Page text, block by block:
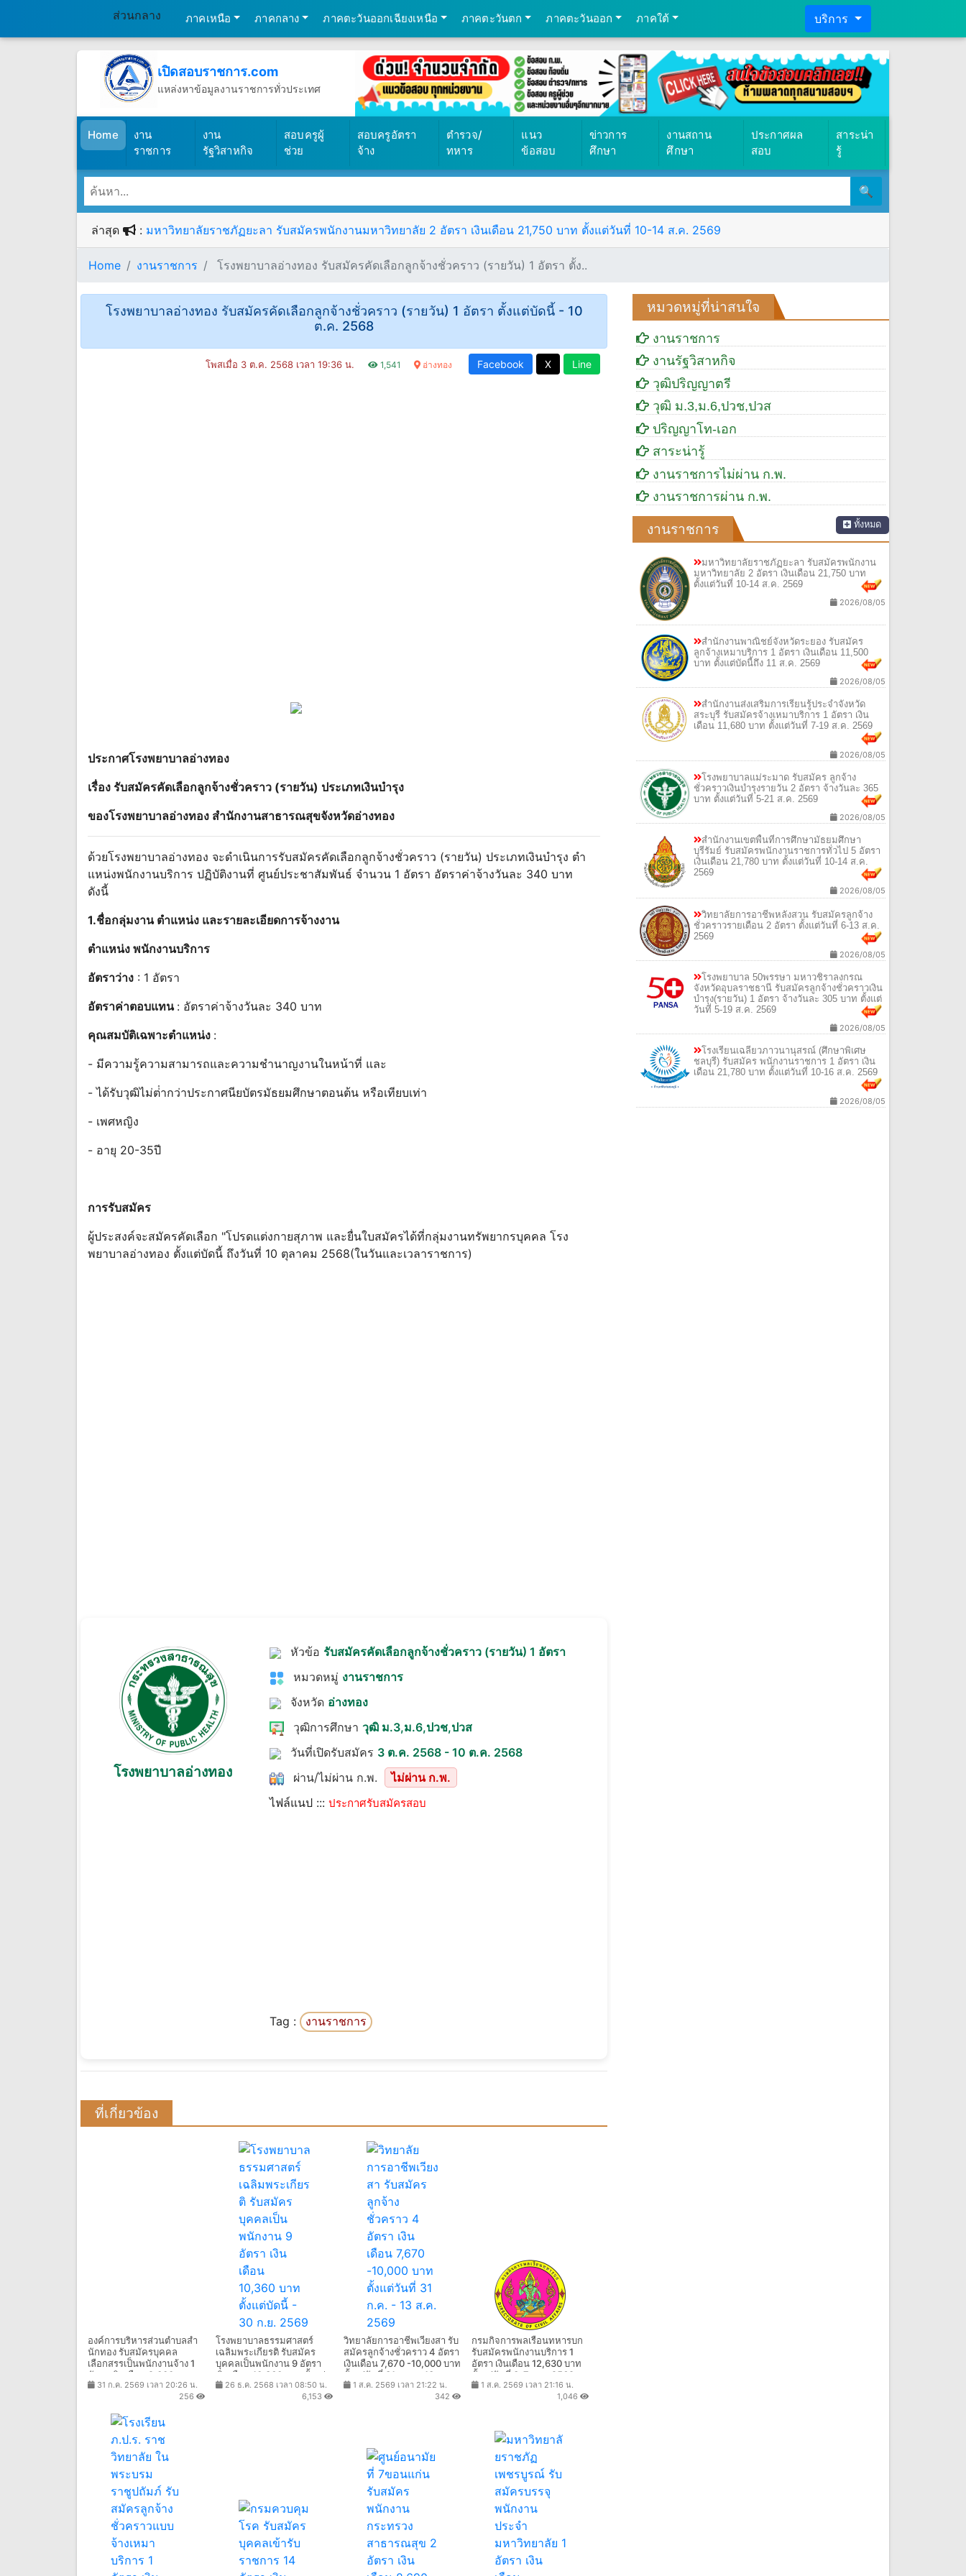
ส่วนกลาง ภาคเหนือ ภาคกลาง ภาคตะวันออกเฉียงเหนือ ภาคตะวันตก ภาคตะวันออก ภาคใต้ บริการ
เปิดสอบราชการ.com
แหล่งหาข้อมูลงานราชการทั่วประเทศ
Home(เปิดสอบราชการ)
งาน
ราชการ
งาน
รัฐวิสาหกิจ
สอบครูผู้
ช่วย
สอบครูอัตรา
จ้าง
ตำรวจ/
ทหาร
แนว
ข้อสอบ
ข่าวการ
ศึกษา
งานสถาน
ศึกษา
ประกาศผล
สอบ
สาระน่า
รู้
🔍
ล่าสุด : มหาวิทยาลัยราชภัฏยะลา รับสมัครพนักงานมหาวิทยาลัย 2 อัตรา เงินเดือน 21,750 บาท ตั้งแต่วันที่ 10-14 ส.ค. 2569
Home งานราชการ โรงพยาบาลอ่างทอง รับสมัครคัดเลือกลูกจ้างชั่วคราว (รายวัน) 1 อัตรา ตั้ง..
โรงพยาบาลอ่างทอง รับสมัครคัดเลือกลูกจ้างชั่วคราว (รายวัน) 1 อัตรา ตั้งแต่บัดนี้ - 10
ต.ค. 2568
โพสเมื่อ 3 ต.ค. 2568 เวลา 19:36 น. 1,541 อ่างทอง Facebook X Line
ประกาศโรงพยาบาลอ่างทอง
เรื่อง รับสมัครคัดเลือกลูกจ้างชั่วคราว (รายวัน) ประเภทเงินบํารุง
ของโรงพยาบาลอ่างทอง สํานักงานสาธารณสุขจังหวัดอ่างทอง
ด้วยโรงพยาบาลอ่างทอง จะดําเนินการรับสมัครคัดเลือกลูกจ้างชั่วคราว (รายวัน) ประเภทเงินบํารุง ตํา
แหน่งพนักงานบริการ ปฏิบัติงานที่ ศูนย์ประชาสัมพันธ์ จํานวน 1 อัตรา อัตราค่าจ้างวันละ 340 บาท
ดังนี้
1.ชื่อกลุ่มงาน ตําแหน่ง และรายละเอียดการจ้างงาน
ตําแหน่ง พนักงานบริการ
อัตราว่าง : 1 อัตรา
อัตราค่าตอบแทน : อัตราค่าจ้างวันละ 340 บาท
คุณสมบัติเฉพาะตำแหน่ง :
- มีความรู้ความสามารถและความชํานาญงานในหน้าที่ และ
- ได้รับวุฒิไม่ต่ํากว่าประกาศนียบัตรมัธยมศึกษาตอนต้น หรือเทียบเท่า
- เพศหญิง
- อายุ 20-35ปี
การรับสมัคร
ผู้ประสงค์จะสมัครคัดเลือก "โปรดแต่งกายสุภาพ และยื่นใบสมัครได้ที่กลุ่มงานทรัพยากรบุคคล โรง
พยาบาลอ่างทอง ตั้งแต่บัดนี้ ถึงวันที่ 10 ตุลาคม 2568(ในวันและเวลาราชการ)
โรงพยาบาลอ่างทอง
หัวข้อ รับสมัครคัดเลือกลูกจ้างชั่วคราว (รายวัน) 1 อัตรา
หมวดหมู่ งานราชการ
จังหวัด อ่างทอง
วุฒิการศึกษา วุฒิ ม.3,ม.6,ปวช,ปวส
วันที่เปิดรับสมัคร 3 ต.ค. 2568 - 10 ต.ค. 2568
ผ่าน/ไม่ผ่าน ก.พ.
ไม่ผ่าน ก.พ.
ไฟล์แนป ::: ประกาศรับสมัครสอบ
Tag : งานราชการ
ที่เกี่ยวข้อง
องค์การบริหารส่วนตําบลสํา
นักทอง รับสมัครบุคคล
เลือกสรรเป็นพนักงานจ้าง 1
อัตรา เงินเดือน 9,000 -
18,150 บาท ตั้งแต่วันที่ 10 -
31 ก.ค. 2569 เวลา 20:26 น.
256
โรงพยาบาลธรรมศาสตร์
เฉลิมพระเกียรติ รับสมัคร
บุคคลเป็นพนักงาน 9 อัตรา
เงินเดือน 10,360 บาท ตั้งแต่
บัดนี้ - 30 ก.ย. 2569
26 ธ.ค. 2568 เวลา 08:50 น.
6,153
วิทยาลัยการอาชีพเวียงสา รับ
สมัครลูกจ้างชั่วคราว 4 อัตรา
เงินเดือน 7,670 -10,000 บาท
ตั้งแต่วันที่ 31 ก.ค. - 13 ส.ค.
25691 ส.ค. 2569 เวลา 21:22 น.
342
กรมกิจการพลเรือนทหารบก
รับสมัครพนักงานบริการ 1
อัตรา เงินเดือน 12,630 บาท
ตั้งแต่วันที่ 3-7 ส.ค. 2569
1 ส.ค. 2569 เวลา 21:16 น.
1,046
หมวดหมู่ที่น่าสนใจ
งานราชการ
งานรัฐวิสาหกิจ
วุฒิปริญญาตรี
วุฒิ ม.3,ม.6,ปวช,ปวส
ปริญญาโท-เอก
สาระน่ารู้
งานราชการไม่ผ่าน ก.พ.
งานราชการผ่าน ก.พ.
งานราชการ ทั้งหมด
มหาวิทยาลัยราชภัฏยะลา รับสมัครพนักงาน
มหาวิทยาลัย 2 อัตรา เงินเดือน 21,750 บาท
ตั้งแต่วันที่ 10-14 ส.ค. 2569
2026/08/05
สำนักงานพาณิชย์จังหวัดระยอง รับสมัคร
ลูกจ้างเหมาบริการ 1 อัตรา เงินเดือน 11,500
บาท ตั้งแต่บัดนี้ถึง 11 ส.ค. 2569
2026/08/05
สำนักงานส่งเสริมการเรียนรู้ประจำจังหวัด
สระบุรี รับสมัครจ้างเหมาบริการ 1 อัตรา เงิน
เดือน 11,680 บาท ตั้งแต่วันที่ 7-19 ส.ค. 2569
2026/08/05
โรงพยาบาลแม่ระมาด รับสมัคร ลูกจ้าง
ชั่วคราวเงินบำรุงรายวัน 2 อัตรา จ้างวันละ 365
บาท ตั้งแต่วันที่ 5-21 ส.ค. 2569
2026/08/05
สำนักงานเขตพื้นที่การศึกษามัธยมศึกษา
บุรีรัมย์ รับสมัครพนักงานราชการทั่วไป 5 อัตรา
เงินเดือน 21,780 บาท ตั้งแต่วันที่ 10-14 ส.ค.
2569
2026/08/05
วิทยาลัยการอาชีพหลังสวน รับสมัครลูกจ้าง
ชั่วคราวรายเดือน 2 อัตรา ตั้งแต่วันที่ 6-13 ส.ค.
2569
2026/08/05
โรงพยาบาล 50พรรษา มหาวชิราลงกรณ
จังหวัดอุบลราชธานี รับสมัครลูกจ้างชั่วคราวเงิน
บำรุง(รายวัน) 1 อัตรา จ้างวันละ 305 บาท ตั้งแต่
วันที่ 5-19 ส.ค. 2569
2026/08/05
โรงเรียนเฉลียวภาวนานุสรณ์ (ศึกษาพิเศษ
ชลบุรี) รับสมัคร พนักงานราชการ 1 อัตรา เงิน
เดือน 21,780 บาท ตั้งแต่วันที่ 10-16 ส.ค. 2569
2026/08/05